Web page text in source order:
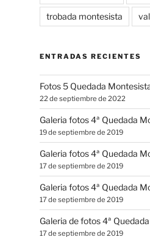
trobada montesista
ENTRADAS RECIENTES
Fotos 5 Quedada
22 de septiembre de 2022
Galeria fotos 4ª Quedada
19 de septiembre de 2019
Galeria fotos 4ª Quedada
17 de septiembre de 2019
Galeria fotos 4ª Quedada
17 de septiembre de 2019
Galeria de fotos 4ª
17 de septiembre de 2019